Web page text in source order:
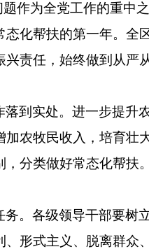
作为全党工作的重中
化帮扶的第一年。全
责任，始终做到从严
落到实处。进一步提升
加农牧民收入， 培育壮
分类做好常态化帮扶。
务。各级领导干部要树
形式主义、脱离群众